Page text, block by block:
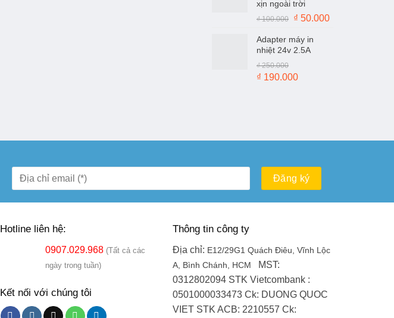
xịn ngoài trời
₫100.000
Giá
là:
₫ 100.000.
₫ 50.000Giá
Adapter máy in
nhiệt 24v 2.5A
₫250.000
Giá
₫ 190.000Giá
Hotline liên hệ:
0907.029.968 (Tất cả các
ngày trong tuần)
Kết nối với chúng tôi
Thông tin công ty
Địa chỉ: E12/29G1 Quách Điêu, Vĩnh Lộc
A, Bình Chánh, HCM
MST:
0312802094 STK Vietcombank :
0501000033473Ck: DUONG QUOC
VIET STK ACB: 2210557 Ck: